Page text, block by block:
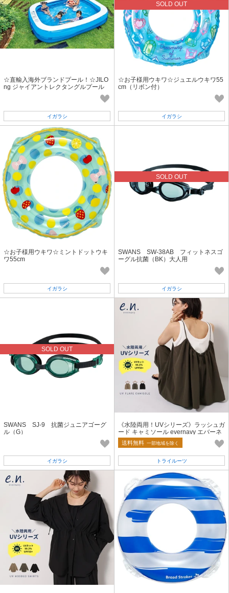
☆直輸入海外ブランドプール！☆JILO
ng ジャイアントレクタングルプール
イガラシ
SOLD OUT
☆お子様用ウキワ☆ジュエルウキワ55
cm（リボン付）
イガラシ
☆お子様用ウキワ☆ミントドットウキ
ワ55cm
イガラシ
SOLD OUT
SWANS SW-38AB フィットネスゴ
ーグル抗菌（BK）大人用
イガラシ
SOLD OUT
SWANS SJ-9 抗菌ジュニアゴーグ
ル（G）
イガラシ
《水陸両用！UVシリーズ》ラッシュガ
ード キャミソール evernavy エバーネ
イビー
送料無料 一部地域を除く
トライルーツ